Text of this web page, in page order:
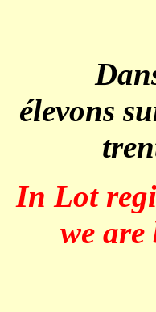
élevons
In Lot
we